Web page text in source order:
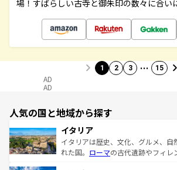
場！すばらしい古寺と御朱印の数々に合い
1 2 3 … 15
AD
AD
人気の国と地域から探す
イタリア
イタリアは歴史、文化、グルメ、自
れた国。 ローマの古代遺跡やフィレ